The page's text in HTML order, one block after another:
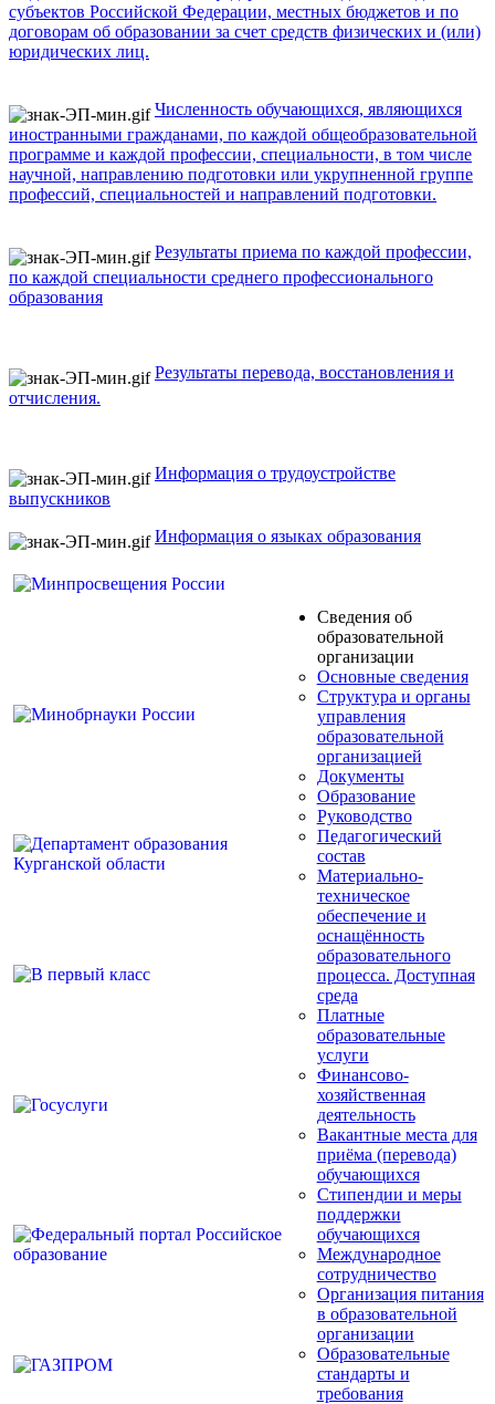
субъектов Российской Федерации, местных бюджетов и по
договорам об образовании за счет средств физических и (или)
юридических лиц.
Численность обучающихся, являющихся
иностранными гражданами, по каждой общеобразовательной
программе и каждой профессии, специальности, в том числе
научной, направлению подготовки или укрупненной группе
профессий, специальностей и направлений подготовки.
Результаты приема по каждой профессии,
по каждой специальности среднего профессионального
образования
Результаты перевода, восстановления и
отчисления.
Информация о трудоустройстве
выпускников
Информация о языках образования
Сведения об
образовательной
организации
Основные сведения
Структура и органы
управления
образовательной
организацией
Документы
Образование
Руководство
Педагогический
состав
Материально-
техническое
обеспечение и
оснащённость
образовательного
процесса. Доступная
среда
Платные
образовательные
услуги
Финансово-
хозяйственная
деятельность
Вакантные места для
приёма (перевода)
обучающихся
Стипендии и меры
поддержки
обучающихся
Международное
сотрудничество
Организация питания
в образовательной
организации
Образовательные
стандарты и
требования